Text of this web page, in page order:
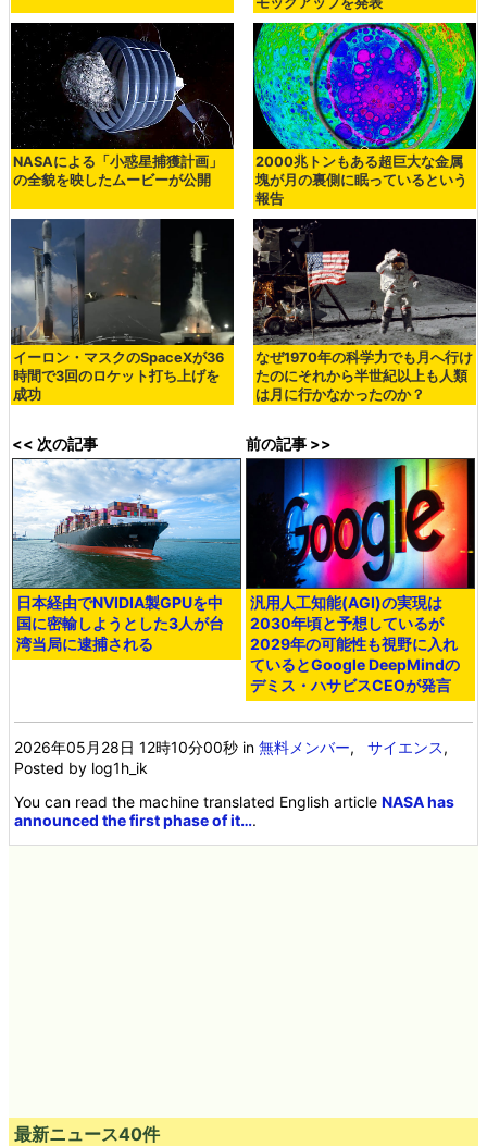
NASAによる「小惑星捕獲計画」
の全貌を映したムービーが公開
2000兆トンもある超巨大な金属
塊が月の裏側に眠っているという
報告
イーロン・マスクのSpaceXが36
時間で3回のロケット打ち上げを
成功
なぜ1970年の科学力でも月へ行け
たのにそれから半世紀以上も人類
は月に行かなかったのか？
<< 次の記事
日本経由でNVIDIA製GPUを中
国に密輸しようとした3人が台
湾当局に逮捕される
前の記事 >>
汎用人工知能(AGI)の実現は
2030年頃と予想しているが
2029年の可能性も視野に入れ
ているとGoogle DeepMindの
デミス・ハサビスCEOが発言
2026年05月28日 12時10分00秒 in無料メンバー,サイエンス,
Posted by log1h_ik
You can read the machine translated English articleNASA has
announced the first phase of it….
最新ニュース40件